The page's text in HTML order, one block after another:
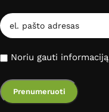
Noriu gauti